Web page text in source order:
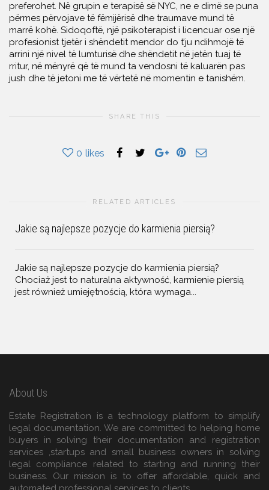
preferohet. Në grupin e terapisë së NYC, ne e dimë se puna
përmes përvojave të fëmijërisë dhe traumave mund të
marrë kohë. Sidoqoftë, një psikoterapist i licencuar ose një
profesionist tjetër i shëndetit mendor do t’ju ndihmojë të
arrini një nivel të lumturisë dhe shëndetit në jetën tuaj të
rritur, në mënyrë që të mund ta vendosni të kaluarën pas
jush dhe të jetoni me të vërtetë në momentin e tanishëm.
SHARE THIS
0 likes
RELATED ARTICLES
Jakie są najlepsze pozycje do karmienia piersią?
Jakie są najlepsze pozycje do karmienia piersią?
Chociaż jest to naturalna aktywność, karmienie piersią
jest również umiejętnością, która wymaga...
About Us
Estate Registration is a technology platform to simplify
legal documentation. We are committed to helping home
buyers in solving their documentation and registration
services ,startups and small business owners in solving
legal compliance related to starting and running their
business. Our mission is to offer affordable, quick and